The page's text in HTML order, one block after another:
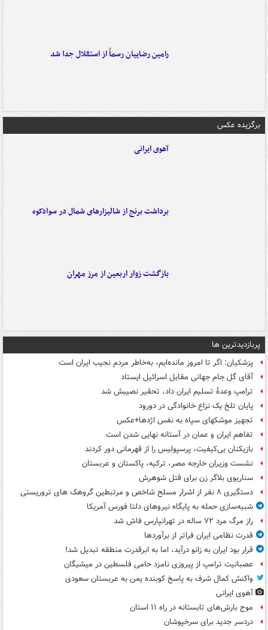
رامین رضاییان رسماً از استقلال جدا شد
برگزیده عکس
آهوی ایرانی
برداشت برنج از شالیزارهای شمال در سوادکوه
بازگشت زوار اربعین از مرز مهران
پربازدیدترین ها
پزشکیان: اگر تا امروز مانده‌ایم، به‌خاطر مردم نجیب ایران است
آقای گل جام جهانی مقابل اسرائیل ایستاد
ترامپ وعدۀ تسلیم ایران داد، تحقیر نصیبش شد
پایان تلخ یک نزاع خانوادگی در دورود
تجهیز موشکهای سپاه به نفس اژدها+عکس
تفاهم ایران و عمان در آستانه نهایی شدن است
بازیکنان بی‌کیفیت، پرسپولیس را از قهرمانی دور کردند
نشست وزیران خارجه مصر، ترکیه، پاکستان و عربستان
سناریوی بلاگر زن برای قتل شوهرش
دستگیری ۸ نفر از اشرار مسلح شاخص و مرتبطین گروهک های تروریستی
شبیه‌سازی حمله به پایگاه نیروهای دلتا فورس آمریکا
راز مرگ مرد ۷۲ ساله در تهرانپارس فاش شد
قدرت نظامی ایران فراتر از برآوردها
قرار بود ایران به زانو درآید، اما به ابرقدرت منطقه تبدیل شد!
عصبانیت ترامپ از پیروزی نامزد حامی فلسطین در میشیگان
واکنش کمال شرف به پاسخ کوبنده یمن به عربستان سعودی
آهوی ایرانی
موج بارش‌های تابستانه در راه ۱۱ استان
دردسر جدید برای سرخپوشان